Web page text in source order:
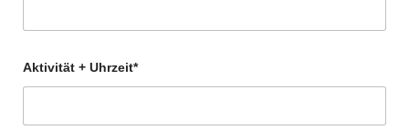
Aktivität + Uhrzeit*